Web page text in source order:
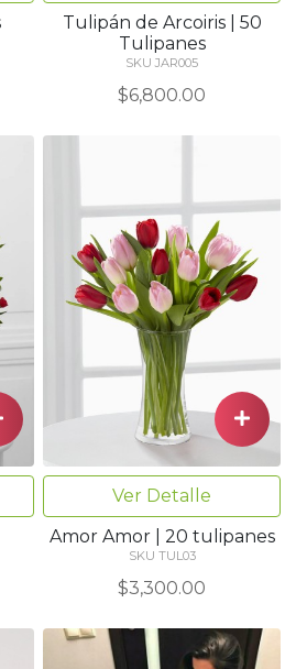
Tulipán de Arcoiris | 50
Tulipanes
SKU JAR005
$6,800.00
Ver Detalle
Amor Amor | 20 tulipanes
SKU TUL03
$3,300.00